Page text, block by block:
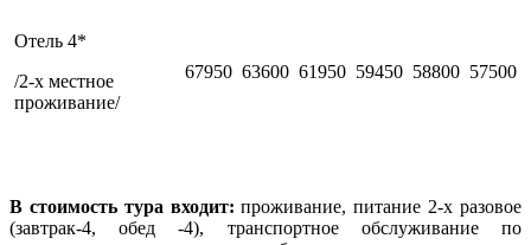
Отель 4*
/2-х местное
проживание/
67950 63600 61950 59450 58800 57500
В стоимость тура входит: проживание, питание 2-х разовое
(завтрак-4, обед -4), транспортное обслуживание по